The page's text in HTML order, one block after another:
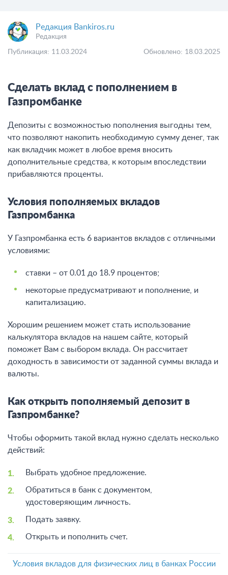
Редакция Bankiros.ru
Редакция
Публикация: 11.03.2024 Обновлено: 18.03.2025
Сделать вклад с пополнением в
Газпромбанке
Депозиты с возможностью пополнения выгодны тем,
что позволяют накопить необходимую сумму денег, так
как вкладчик может в любое время вносить
дополнительные средства, к которым впоследствии
прибавляются проценты.
Условия пополняемых вкладов
Газпромбанка
У Газпромбанка есть 6 вариантов вкладов с отличными
условиями:
ставки – от 0.01 до 18.9 процентов;
некоторые предусматривают и пополнение, и
капитализацию.
Хорошим решением может стать использование
калькулятора вкладов на нашем сайте, который
поможет Вам с выбором вклада. Он рассчитает
доходность в зависимости от заданной суммы вклада и
валюты.
Как открыть пополняемый депозит в
Газпромбанке?
Чтобы оформить такой вклад нужно сделать несколько
действий:
Выбрать удобное предложение.
Обратиться в банк с документом,
удостоверяющим личность.
Подать заявку.
Открыть и пополнить счет.
Условия вкладов для физических лиц в банках России